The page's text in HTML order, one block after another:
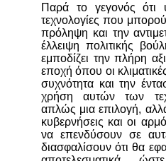
Παρά το γεγονός ότι
τεχνολογίες που
πρόληψη και την
έλλειψη πολιτικής
εμποδίζει την πλήρη
εποχή όπου οι
συχνότητα και την
χρήση αυτών των
απλώς μια επιλογή,
κυβερνήσεις και οι
να επενδύσουν σε
διασφαλίσουν ότι θα